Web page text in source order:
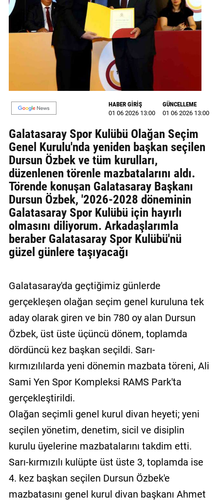
MAGAZİN
YAZARLAR
BİZE
ULAŞIN
Künye
İletişim
Gizlilik
Politikası
HABER GİRİŞ
01 06 2026 13:00
GÜNCELLEME
01 06 2026 13:00
Galatasaray Spor Kulübü Olağan Seçim
Genel Kurulu'nda yeniden başkan seçilen
Dursun Özbek ve tüm kurulları,
düzenlenen törenle mazbatalarını aldı.
Törende konuşan Galatasaray Başkanı
Dursun Özbek, '2026-2028 döneminin
Galatasaray Spor Kulübü için hayırlı
olmasını diliyorum. Arkadaşlarımla
beraber Galatasaray Spor Kulübü'nü
güzel günlere taşıyacağı
Galatasaray'da geçtiğimiz günlerde
gerçekleşen olağan seçim genel kuruluna tek
aday olarak giren ve bin 780 oy alan Dursun
Özbek, üst üste üçüncü dönem, toplamda
dördüncü kez başkan seçildi. Sarı-
kırmızılılarda yeni dönemin mazbata töreni, Ali
Sami Yen Spor Kompleksi RAMS Park'ta
gerçekleştirildi.
Olağan seçimli genel kurul divan heyeti; yeni
seçilen yönetim, denetim, sicil ve disiplin
kurulu üyelerine mazbatalarını takdim etti.
Sarı-kırmızılı kulüpte üst üste 3, toplamda ise
4. kez başkan seçilen Dursun Özbek'e
mazbatasını genel kurul divan başkanı Ahmet